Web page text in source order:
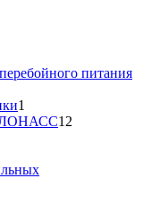
питания
1
товар12